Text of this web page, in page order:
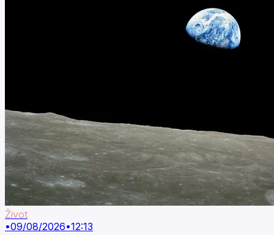
Život
•09/08/2026•12:13